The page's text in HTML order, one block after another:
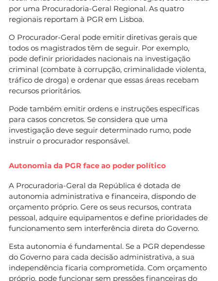
por uma Procuradoria-Geral Regional. As quatro
regionais reportam à PGR em Lisboa.
O Procurador-Geral pode emitir diretivas gerais que
todos os magistrados têm de seguir. Por exemplo,
pode definir prioridades nacionais na investigação
criminal (combate à corrupção, criminalidade violenta,
tráfico de droga) e ordenar que essas áreas recebam
recursos prioritários.
Pode também emitir ordens e instruções específicas
para casos concretos. Se considera que uma
investigação deve seguir determinado rumo, pode
instruir o procurador responsável.
Autonomia da PGR face ao poder político
A Procuradoria-Geral da República é dotada de
autonomia administrativa e financeira, dispondo de
orçamento próprio. Gere os seus recursos, contrata
pessoal, adquire equipamentos e define prioridades de
funcionamento sem interferência direta do Governo.
Esta autonomia é fundamental. Se a PGR dependesse
do Governo para cada decisão administrativa, a sua
independência ficaria comprometida. Com orçamento
próprio, pode funcionar sem pressões financeiras do